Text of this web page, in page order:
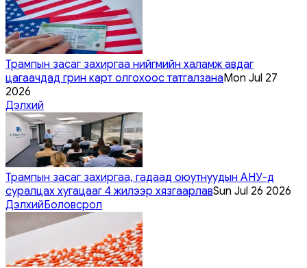
Трампын засаг захиргаа нийгмийн халамж авдаг
цагаачдад грин карт олгохоос татгалзанаMon Jul 27
2026
Дэлхий
Трампын засаг захиргаа, гадаад оюутнуудын АНУ-д
суралцах хугацааг 4 жилээр хязгаарлавSun Jul 26 2026
ДэлхийБоловсрол